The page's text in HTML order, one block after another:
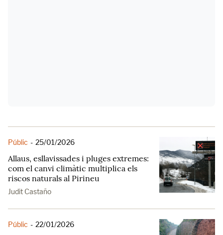
Públic - 25/01/2026
Allaus, esllavissades i pluges extremes:
com el canvi climàtic multiplica els
riscos naturals al Pirineu
Judit Castaño
Públic - 22/01/2026